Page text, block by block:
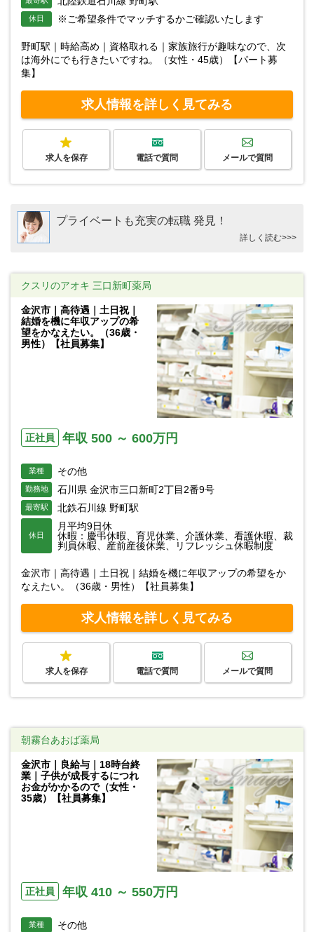
休日 ※ご希望条件でマッチするかご確認いたします
野町駅｜時給高め｜資格取れる｜家族旅行が趣味なので、次
は海外にでも行きたいですね。（女性・45歳）【パート募
集】
求人情報を詳しく見てみる
求人を保存 電話で質問 メールで質問
プライベートも充実の転職 発見！
詳しく読む>>>
クスリのアオキ 三口新町薬局
金沢市｜高待遇｜土日祝｜
結婚を機に年収アップの希
望をかなえたい。（36歳・
男性）【社員募集】
正社員 年収 500 ～ 600万円
業種 その他
勤務地 石川県 金沢市三口新町2丁目2番9号
最寄駅 北鉄石川線 野町駅
休日
月平均9日休
休暇：慶弔休暇、育児休業、介護休業、看護休暇、裁
判員休暇、産前産後休業、リフレッシュ休暇制度
金沢市｜高待遇｜土日祝｜結婚を機に年収アップの希望をか
なえたい。（36歳・男性）【社員募集】
求人情報を詳しく見てみる
求人を保存 電話で質問 メールで質問
朝霧台あおば薬局
金沢市｜良給与｜18時台終
業｜子供が成長するにつれ
お金がかかるので（女性・
35歳）【社員募集】
正社員 年収 410 ～ 550万円
業種 その他